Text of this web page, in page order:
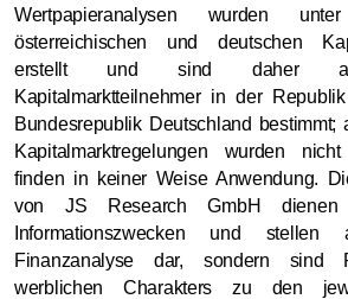
Wertpapieranalysen wurden
österreichischen und deutschen
erstellt und sind daher
Kapitalmarktteilnehmer in der
Bundesrepublik Deutschland bestimmt;
Kapitalmarktregelungen wurden
finden in keiner Weise Anwendung.
von JS Research GmbH dienen
Informationszwecken und stellen
Finanzanalyse dar, sondern sind
werblichen Charakters zu den